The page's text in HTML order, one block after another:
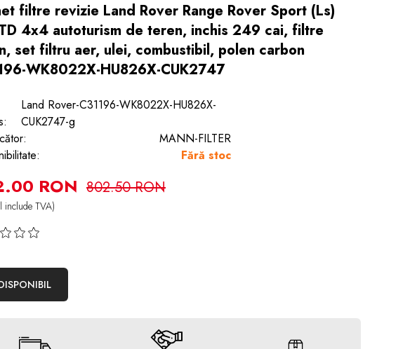
filtre revizie Land Rover Range Rover Sport (Ls)
4x4 autoturism de teren, inchis 249 cai, filtre
set filtru aer, ulei, combustibil, polen carbon
WK8022X-HU826X-CUK2747
Land Rover-C31196-WK8022X-HU826X-
CUK2747-g
MANN-FILTER
Fără stoc
RON 802.50 RON
include TVA)